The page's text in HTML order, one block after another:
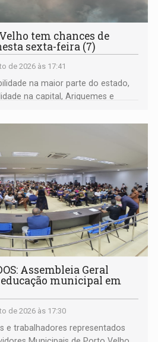
tem chances de
sexta-feira (7)
de 2026 às 17:41
na maior parte do estado,
na capital, Ariquemes e
Assembleia Geral
municipal em
de 2026 às 17:30
e trabalhadores representados